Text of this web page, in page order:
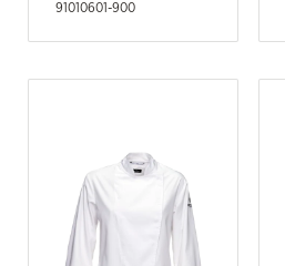
91010601-900